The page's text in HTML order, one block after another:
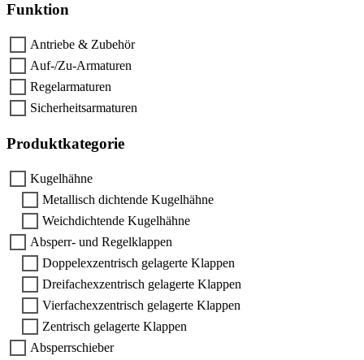
Funktion
Antriebe & Zubehör
Auf-/Zu-Armaturen
Regelarmaturen
Sicherheitsarmaturen
Produktkategorie
Kugelhähne
Metallisch dichtende Kugelhähne
Weichdichtende Kugelhähne
Absperr- und Regelklappen
Doppelexzentrisch gelagerte Klappen
Dreifachexzentrisch gelagerte Klappen
Vierfachexzentrisch gelagerte Klappen
Zentrisch gelagerte Klappen
Absperrschieber